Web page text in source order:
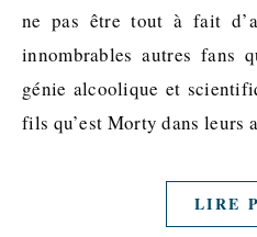
ne pas être tout à fait
innombrables autres fans
génie alcoolique et
fils qu’est Morty dans leurs
LIRE